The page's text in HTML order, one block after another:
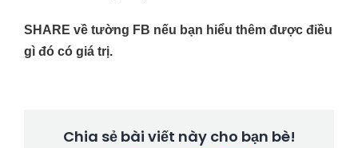
SHARE về tường FB nếu bạn hiểu thêm được điều
gì đó có giá trị.
Chia sẻ bài viết này cho bạn bè!